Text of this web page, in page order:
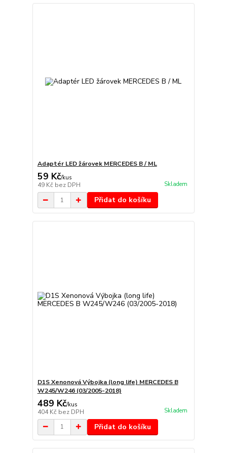
Adaptér LED žárovek MERCEDES B / ML
59 Kč/kus
49 Kč bez DPH Skladem
Přidat do košíku
D1S Xenonová Výbojka (long life) MERCEDES B
W245/W246 (03/2005-2018)
489 Kč/kus
404 Kč bez DPH Skladem
Přidat do košíku